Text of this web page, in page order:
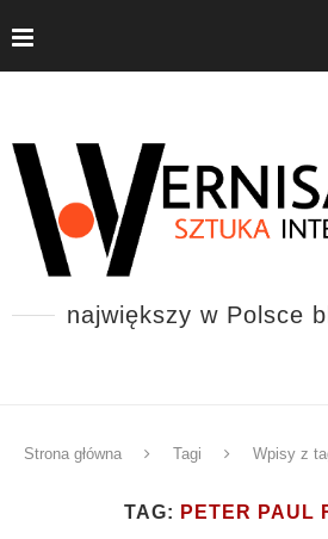
największy w Polsce
Strona główna Tagi Wpisy z
TAG: PETER PAUL